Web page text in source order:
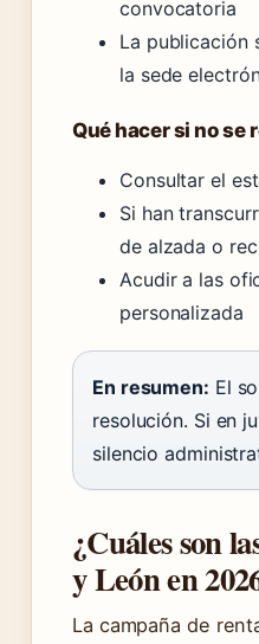
convocatoria
La publicación
la sede
Qué hacer si no se
Consultar el
Si han
de alzada o
Acudir a las
personalizada
En resumen: El
resolución. Si en
silencio
¿Cuáles son
y León en
La campaña de